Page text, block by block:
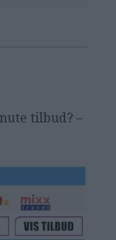
tilbud? –